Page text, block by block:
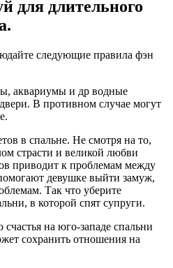
для длительного
следующие правила фэн
аквариумы и др водные
В противном случае могут
в спальне. Не смотря на то,
страсти и великой любви
приводит к проблемам между
девушке выйти замуж,
Так что уберите
в которой спят супруги.
на юго-западе спальни
сохранить отношения на